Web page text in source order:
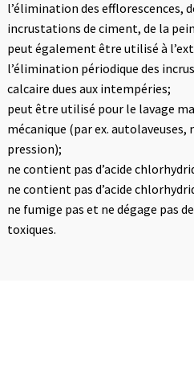
l’élimination des efflorescences,
incrustations de ciment, de la
peut également être utilisé à
l’élimination périodique des
calcaire dues aux intempéries;
peut être utilisé pour le lavage
mécanique (par ex. autolaveuses,
pression);
ne contient pas d’acide
ne contient pas d’acide
ne fumige pas et ne dégage pas
toxiques.